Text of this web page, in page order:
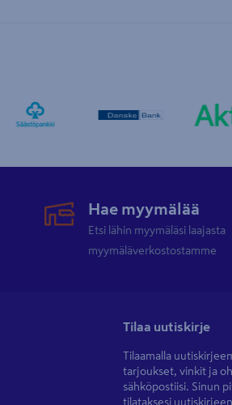
Hae myymälää
Etsi lähin myymäläsi laajasta
myymäläverkostostamme
Tilaa uutiskirje
Tilaamalla
tarjoukset, vinkit ja
sähköpostiisi. Sinun
tilataksesi uutiskirjeen.